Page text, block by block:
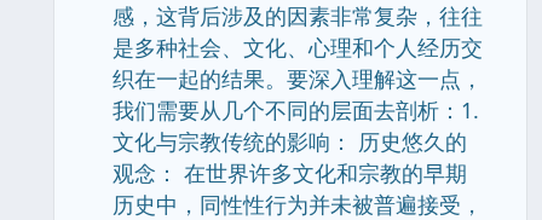
感，这背后涉及的因素非常复杂，往往
是多种社会、文化、心理和个人经历交
织在一起的结果。要深入理解这一点，
我们需要从几个不同的层面去剖析：1.
文化与宗教传统的影响： 历史悠久的
观念： 在世界许多文化和宗教的早期
历史中，同性性行为并未被普遍接受，